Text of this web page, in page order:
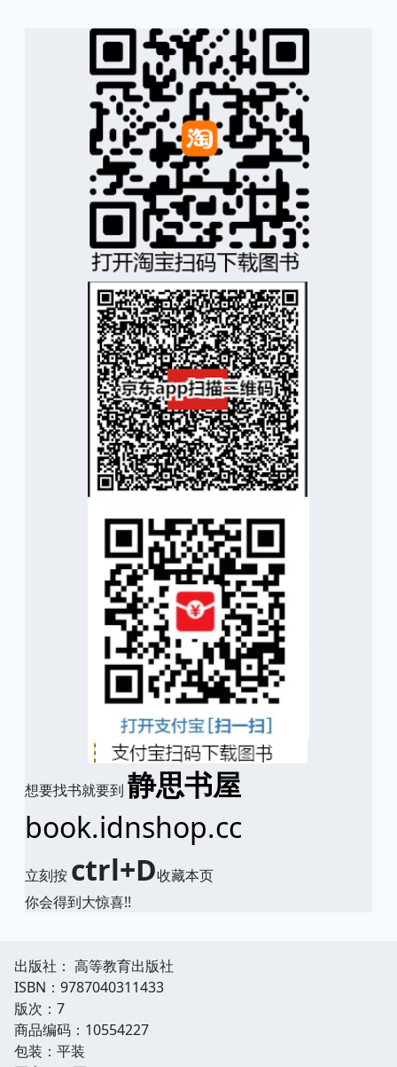
想要找书就要到 静思书屋
book.idnshop.cc
立刻按 ctrl+D收藏本页
你会得到大惊喜!!
出版社： 高等教育出版社
ISBN：9787040311433
版次：7
商品编码：10554227
包装：平装